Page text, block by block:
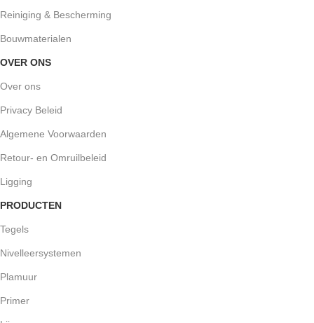
Reiniging & Bescherming
Bouwmaterialen
OVER ONS
Over ons
Privacy Beleid
Algemene Voorwaarden
Retour- en Omruilbeleid
Ligging
PRODUCTEN
Tegels
Nivelleersystemen
Plamuur
Primer